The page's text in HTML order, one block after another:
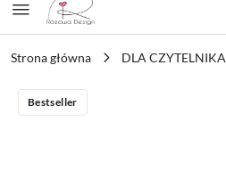
Strona główna DLA CZYTELNIKA
Bestseller